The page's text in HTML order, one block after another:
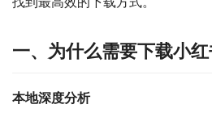
一、为什么需要下载小
本地深度分析